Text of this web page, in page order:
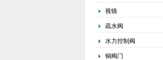
视镜
疏水阀
水力控制阀
铜阀门